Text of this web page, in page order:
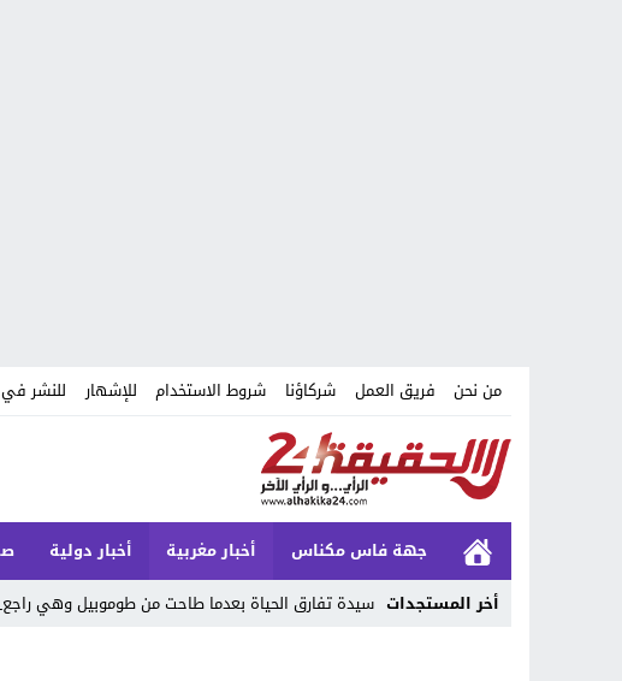
من نحن فريق العمل شركاؤنا شروط الاستخدام للإشهار للنشر
جهة فاس مكناس أخبار مغربية أخبار دولية
أخر المستجدات سيدة تفارق الحياة بعدما طاحت من طوموبيل وهي